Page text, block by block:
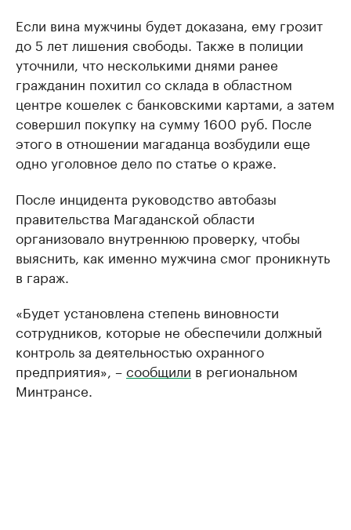
Если вина мужчины будет доказана, ему грозит
до 5 лет лишения свободы. Также в полиции
уточнили, что несколькими днями ранее
гражданин похитил со склада в областном
центре кошелек с банковскими картами, а затем
совершил покупку на сумму 1600 руб. После
этого в отношении магаданца возбудили еще
одно уголовное дело по статье о краже.
После инцидента руководство автобазы
правительства Магаданской области
организовало внутреннюю проверку, чтобы
выяснить, как именно мужчина смог проникнуть
в гараж.
«Будет установлена степень виновности
сотрудников, которые не обеспечили должный
контроль за деятельностью охранного
предприятия», –сообщили в региональном
Минтрансе.